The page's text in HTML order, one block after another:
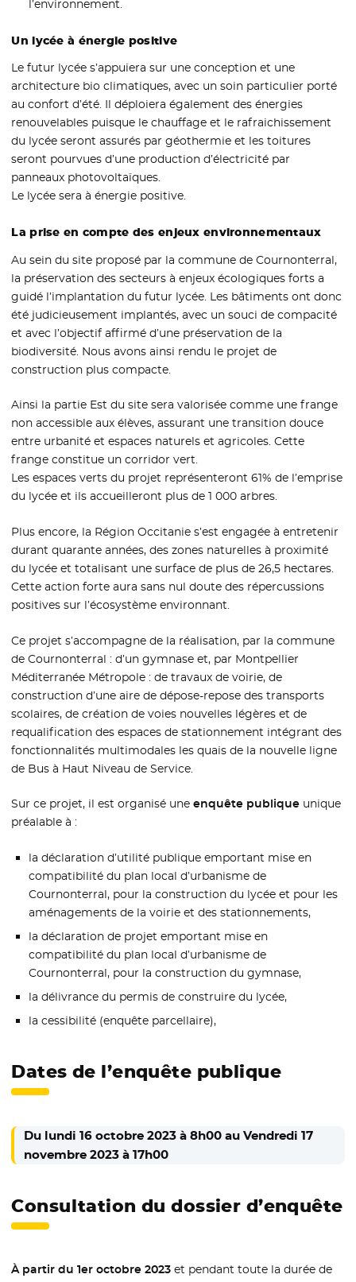
l’environnement.
Un lycée à énergie positive
Le futur lycée s’appuiera sur une conception et une
architecture bio climatiques, avec un soin particulier porté
au confort d’été. Il déploiera également des énergies
renouvelables puisque le chauffage et le rafraichissement
du lycée seront assurés par géothermie et les toitures
seront pourvues d’une production d’électricité par
panneaux photovoltaïques.
Le lycée sera à énergie positive.
La prise en compte des enjeux environnementaux
Au sein du site proposé par la commune de Cournonterral,
la préservation des secteurs à enjeux écologiques forts a
guidé l’implantation du futur lycée. Les bâtiments ont donc
été judicieusement implantés, avec un souci de compacité
et avec l’objectif affirmé d’une préservation de la
biodiversité. Nous avons ainsi rendu le projet de
construction plus compacte.
Ainsi la partie Est du site sera valorisée comme une frange
non accessible aux élèves, assurant une transition douce
entre urbanité et espaces naturels et agricoles. Cette
frange constitue un corridor vert.
Les espaces verts du projet représenteront 61% de l’emprise
du lycée et ils accueilleront plus de 1 000 arbres.
Plus encore, la Région Occitanie s’est engagée à entretenir
durant quarante années, des zones naturelles à proximité
du lycée et totalisant une surface de plus de 26,5 hectares.
Cette action forte aura sans nul doute des répercussions
positives sur l’écosystème environnant.
Ce projet s’accompagne de la réalisation, par la commune
de Cournonterral : d’un gymnase et, par Montpellier
Méditerranée Métropole : de travaux de voirie, de
construction d’une aire de dépose-repose des transports
scolaires, de création de voies nouvelles légères et de
requalification des espaces de stationnement intégrant des
fonctionnalités multimodales les quais de la nouvelle ligne
de Bus à Haut Niveau de Service.
Sur ce projet, il est organisé uneenquête publique unique
préalable à :
la déclaration d’utilité publique emportant mise en
compatibilité du plan local d’urbanisme de
Cournonterral, pour la construction du lycée et pour les
aménagements de la voirie et des stationnements,
la déclaration de projet emportant mise en
compatibilité du plan local d’urbanisme de
Cournonterral, pour la construction du gymnase,
la délivrance du permis de construire du lycée,
la cessibilité (enquête parcellaire),
Dates de l’enquête publique
Du lundi 16 octobre 2023 à 8h00 au Vendredi 17
novembre 2023 à 17h00
Consultation du dossier d’enquête
À partir du 1er octobre 2023 et pendant toute la durée de